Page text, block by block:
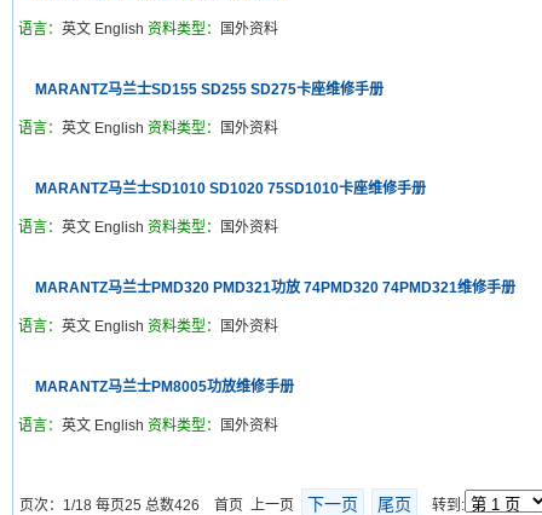
语言： 英文 English 资料类型： 国外资料
MARANTZ马兰士SD155 SD255 SD275卡座维修手册
语言： 英文 English 资料类型： 国外资料
MARANTZ马兰士SD1010 SD1020 75SD1010卡座维修手册
语言： 英文 English 资料类型： 国外资料
MARANTZ马兰士PMD320 PMD321功放 74PMD320 74PMD321维修手册
语言： 英文 English 资料类型： 国外资料
MARANTZ马兰士PM8005功放维修手册
语言： 英文 English 资料类型： 国外资料
页次：1/18 每页25 总数426 首页 上一页 下一页 尾页 转到: